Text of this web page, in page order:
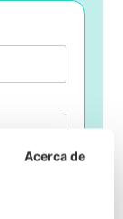
Acerca de